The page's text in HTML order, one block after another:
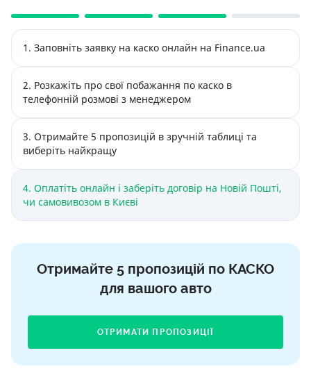
1. Заповніть заявку на каско онлайн на Finance.ua
2. Розкажіть про свої побажання по каско в
телефонній розмові з менеджером
3. Отримайте 5 пропозицій в зручній таблиці та
виберіть найкращу
4. Оплатіть онлайн і заберіть договір на Новій Пошті,
чи самовивозом в Києві
Отримайте 5 пропозицій по КАСКО
для вашого авто
ОТРИМАТИ ПРОПОЗИЦІЇ